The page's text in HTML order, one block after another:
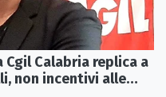
Cgil Calabria replica a
non incentivi alle